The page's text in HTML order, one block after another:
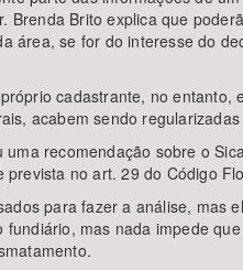
Brenda Brito explica que
área, se for do interesse do
cadastrante, no
acabem sendo
recomendação sobre o
no art. 29 do Código
para fazer a análise,
mas nada impede